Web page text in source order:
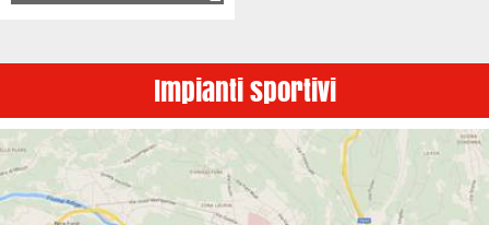
Impianti sportivi